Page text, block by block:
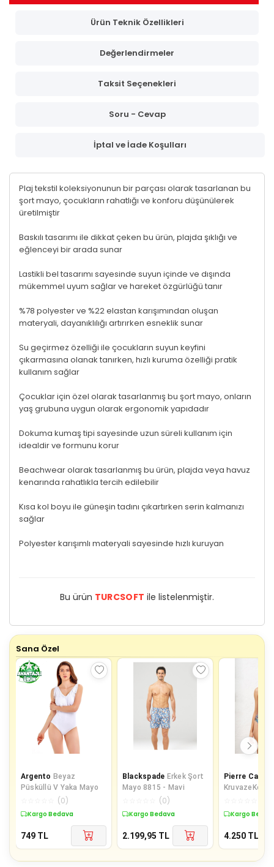
Ürün Teknik Özellikleri
Değerlendirmeler
Taksit Seçenekleri
Soru - Cevap
İptal ve İade Koşulları
Plaj tekstil koleksiyonunun bir parçası olarak tasarlanan bu
şort mayo, çocukların rahatlığı ve konforu düşünülerek
üretilmiştir
Baskılı tasarımı ile dikkat çeken bu ürün, plajda şıklığı ve
eğlenceyi bir arada sunar
Lastikli bel tasarımı sayesinde suyun içinde ve dışında
mükemmel uyum sağlar ve hareket özgürlüğü tanır
%78 polyester ve %22 elastan karışımından oluşan
materyali, dayanıklılığı artırırken esneklik sunar
Su geçirmez özelliği ile çocukların suyun keyfini
çıkarmasına olanak tanırken, hızlı kuruma özelliği pratik
kullanım sağlar
Çocuklar için özel olarak tasarlanmış bu şort mayo, onların
yaş grubuna uygun olarak ergonomik yapıdadır
Dokuma kumaş tipi sayesinde uzun süreli kullanım için
idealdir ve formunu korur
Beachwear olarak tasarlanmış bu ürün, plajda veya havuz
kenarında rahatlıkla tercih edilebilir
Kısa kol boyu ile güneşin tadını çıkartırken serin kalmanızı
sağlar
Polyester karışımlı materyali sayesinde hızlı kuruyan
Bu ürün TURCSOFT ile listelenmiştir.
Sana Özel
Argento Beyaz
Püsküllü V Yaka Mayo
(0)
Kargo Bedava
749 TL
Blackspade Erkek Şort
Mayo 8815 - Mavi
(0)
Kargo Bedava
2.199,95 TL
Pierre Cardin
Kargo
4.250 TL